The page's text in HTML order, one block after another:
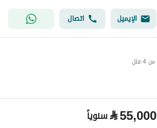
الإيميل اتصال
⃁55,000 سنوياً